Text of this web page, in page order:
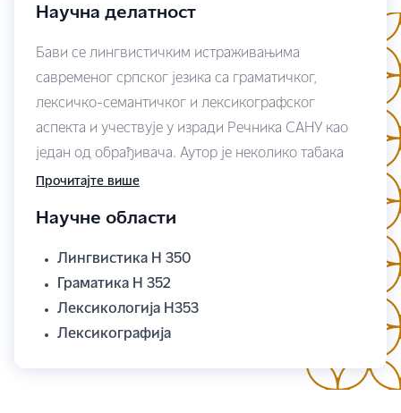
Научна делатност
Бави се лингвистичким истраживањима
савременог српског језика са граматичког,
лексичко-семантичког и лексикографског
аспекта и учествује у изради Речника САНУ као
један од обрађивача. Аутор је неколико табака
лексикографског текста, више научних радова,
Учествовала је на неколико научних скупова.
Прочитајте више
Научне области
Лингвистика Н 350
Граматика Н 352
Лексикологија Н353
Лексикографија